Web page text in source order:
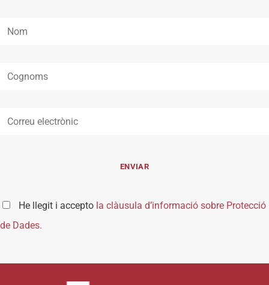
He llegit i accepto la clàusula d’informació sobre Protecció
de Dades.